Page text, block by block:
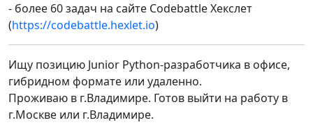
- более 60 задач на сайте Codebattle Хекслет
(https://codebattle.hexlet.io)
Ищу позицию Junior Python-разработчика в офисе,
гибридном формате или удаленно.
Проживаю в г.Владимире. Готов выйти на работу в
г.Москве или г.Владимире.